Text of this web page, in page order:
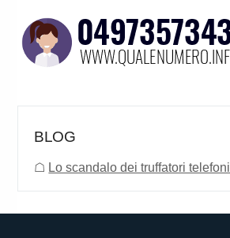
BLOG
☖ Lo scandalo dei truffatori